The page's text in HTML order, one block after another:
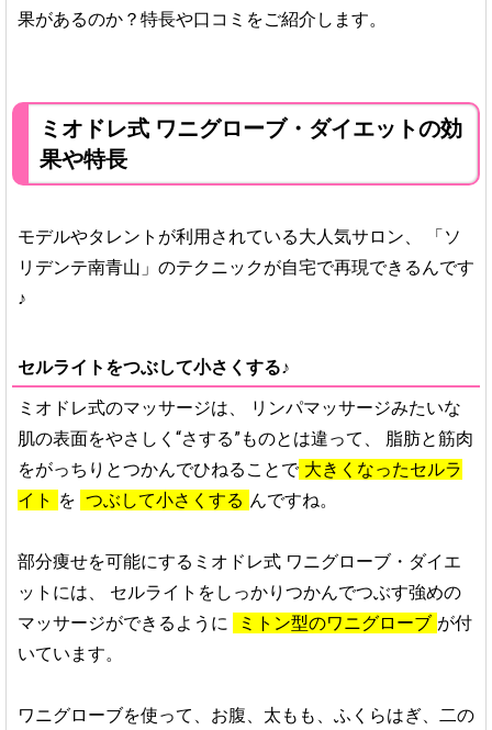
果があるのか？特長や口コミをご紹介します。
ミオドレ式 ワニグローブ・ダイエットの効
果や特長
モデルやタレントが利用されている大人気サロン、
「ソ
リデンテ南青山」のテクニックが自宅で再現できるんです
♪
セルライトをつぶして小さくする♪
ミオドレ式のマッサージは、
リンパマッサージみたいな
肌の表面をやさしく“さする”ものとは違って、
脂肪と筋肉
をがっちりとつかんでひねることで 大きくなったセルラ
イト を つぶして小さくする んですね。
部分痩せを可能にするミオドレ式 ワニグローブ・ダイエ
ットには、
セルライトをしっかりつかんでつぶす強めの
マッサージができるように
ミトン型のワニグローブ が付
いています。
ワニグローブを使って、お腹、太もも、ふくらはぎ、二の